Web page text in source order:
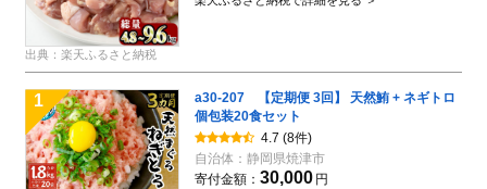
出典：楽天ふるさと納税
1
a30-207 【定期便 3回】 天然鮪 + ネギトロ
個包装20食セット
4.7 (8件)
自治体： 静岡県焼津市
寄付金額： 30,000 円